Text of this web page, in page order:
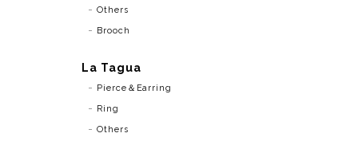
Others
Brooch
La Tagua
Pierce＆Earring
Ring
Others